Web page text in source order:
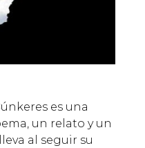
es una
un relato y un
al seguir su